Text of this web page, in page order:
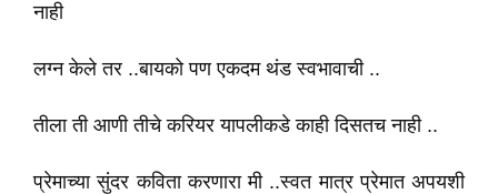
नाही
लग्न केले तर ..बायको पण एकदम थंड स्वभावाची ..
तीला ती आणी तीचे करियर यापलीकडे काही दिसतच नाही ..
प्रेमाच्या सुंदर कविता करणारा मी ..स्वत मात्र प्रेमात अपयशी